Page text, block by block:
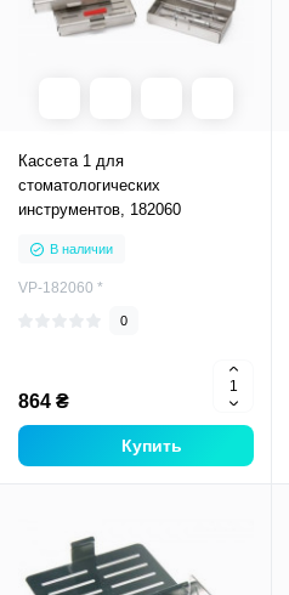
Кассета 1 для
стоматологических
инструментов, 182060
В наличии
VP-182060 *
0
864 ₴
Купить